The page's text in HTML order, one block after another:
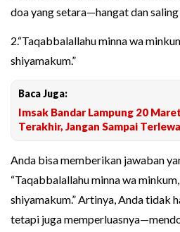
doa yang setara—hangat dan
2.“Taqabbalallahu minna wa
shiyamakum.”
Baca Juga:
Imsak Bandar Lampung 20
Terakhir, Jangan Sampai
Anda bisa memberikan jawaban
“Taqabbalallahu minna wa
shiyamakum.” Artinya, Anda tidak
tetapi juga